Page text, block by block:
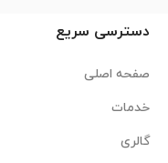
دسترسی سریع
صفحه اصلی
خدمات
گالری